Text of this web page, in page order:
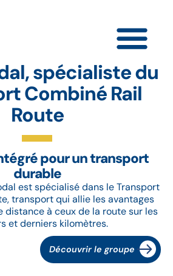
spécialiste du
Combiné Rail
Route
pour un transport
durable
est spécialisé dans le Transport
transport qui allie les avantages
distance à ceux de la route sur les
et derniers kilomètres.
Découvrir le groupe